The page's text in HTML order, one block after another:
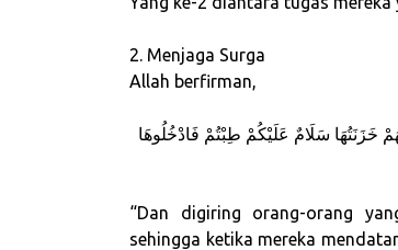
2. Menjaga Surga
Allah berfirman,
خَزَنَتُهَا سَلَامٌ عَلَيْكُمْ طِبْتُمْ فَادْخُلُوهَا
“Dan digiring orang-orang
sehingga ketika mereka